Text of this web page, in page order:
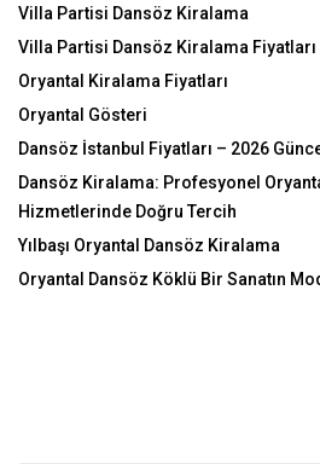
Villa Partisi Dansöz Kiralama
Villa Partisi Dansöz Kiralama Fiyatları
Oryantal Kiralama Fiyatları
Oryantal Gösteri
Dansöz İstanbul Fiyatları – 2026
Dansöz Kiralama: Profesyonel
Hizmetlerinde Doğru Tercih
Yılbaşı Oryantal Dansöz Kiralama
Oryantal Dansöz Köklü Bir Sanatın